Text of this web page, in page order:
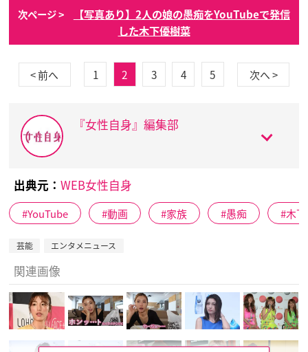
次ページ >
【写真あり】2人の娘の愚痴をYouTubeで発信
した木下優樹菜
< 前へ 1 2 3 4 5 次へ >
『女性自身』編集部
出典元： WEB女性自身
YouTube 動画 家族 愚痴 木
芸能 エンタメニュース
関連画像